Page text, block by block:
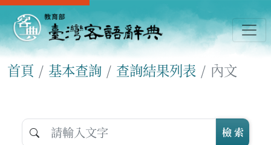
首頁 基本查詢 查詢結果列表 內文
檢 索